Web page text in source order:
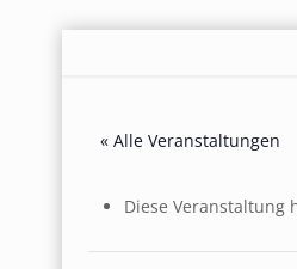
« Alle Veranstaltungen
Diese Veranstaltung